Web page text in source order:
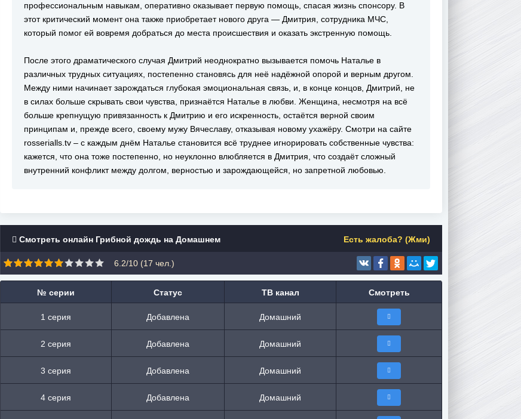
профессиональным навыкам, оперативно оказывает первую помощь, спасая жизнь спонсору. В
этот критический момент она также приобретает нового друга — Дмитрия, сотрудника МЧС,
который помог ей вовремя добраться до места происшествия и оказать экстренную помощь.
После этого драматического случая Дмитрий неоднократно вызывается помочь Наталье в
различных трудных ситуациях, постепенно становясь для неё надёжной опорой и верным другом.
Между ними начинает зарождаться глубокая эмоциональная связь, и, в конце концов, Дмитрий, не
в силах больше скрывать свои чувства, признаётся Наталье в любви. Женщина, несмотря на всё
больше крепнущую привязанность к Дмитрию и его искренность, остаётся верной своим
принципам и, прежде всего, своему мужу Вячеславу, отказывая новому ухажёру. Смотри на сайте
rosserialls.tv – с каждым днём Наталье становится всё труднее игнорировать собственные чувства:
кажется, что она тоже постепенно, но неуклонно влюбляется в Дмитрия, что создаёт сложный
внутренний конфликт между долгом, верностью и зарождающейся, но запретной любовью.
Смотреть онлайн Грибной дождь на Домашнем Есть жалоба? (Жми)
6.2/10 (17 чел.)
№ серии Статус ТВ канал Смотреть
1 серия Добавлена Домашний
2 серия Добавлена Домашний
3 серия Добавлена Домашний
4 серия Добавлена Домашний